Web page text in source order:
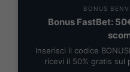
BONUS
Bonus FastBet:
Inserisci il codice
ricevi il 50% gratis sul